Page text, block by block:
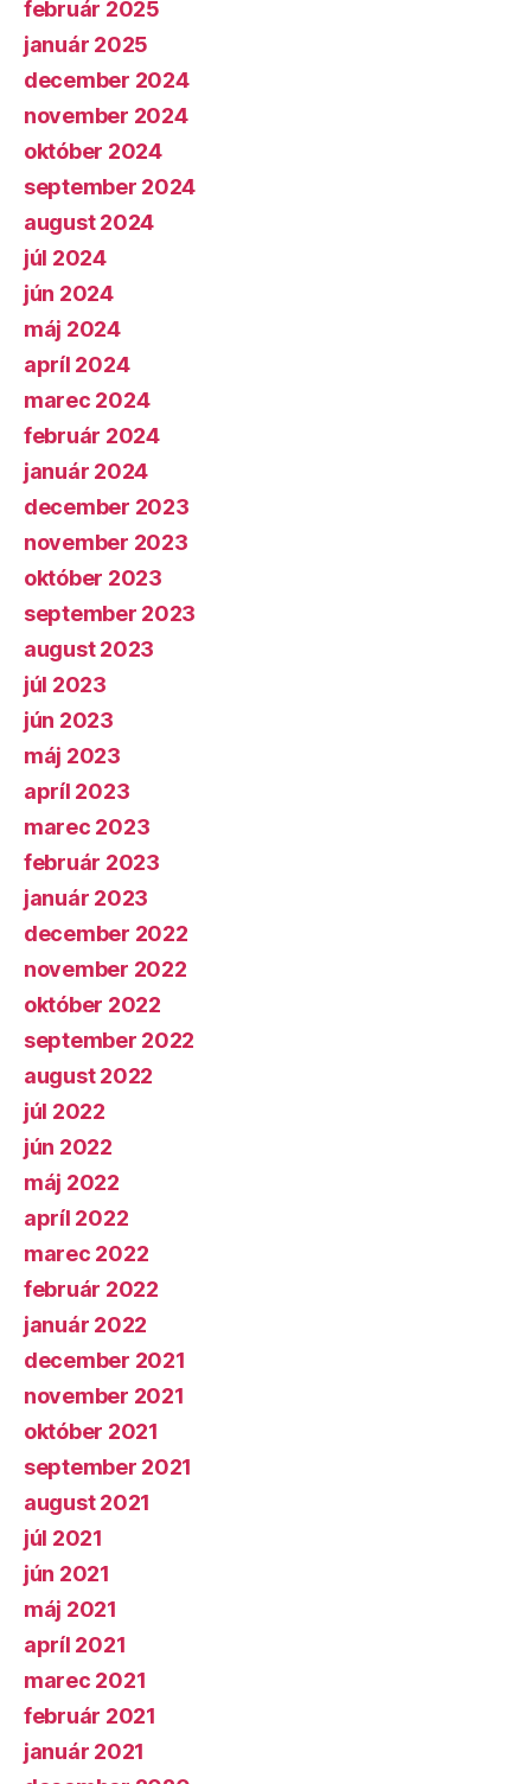
február 2025
január 2025
december 2024
november 2024
október 2024
september 2024
august 2024
júl 2024
jún 2024
máj 2024
apríl 2024
marec 2024
február 2024
január 2024
december 2023
november 2023
október 2023
september 2023
august 2023
júl 2023
jún 2023
máj 2023
apríl 2023
marec 2023
február 2023
január 2023
december 2022
november 2022
október 2022
september 2022
august 2022
júl 2022
jún 2022
máj 2022
apríl 2022
marec 2022
február 2022
január 2022
december 2021
november 2021
október 2021
september 2021
august 2021
júl 2021
jún 2021
máj 2021
apríl 2021
marec 2021
február 2021
január 2021